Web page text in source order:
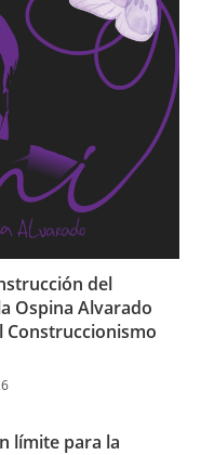
del
Ospina Alvarado
Construccionismo
límite para la